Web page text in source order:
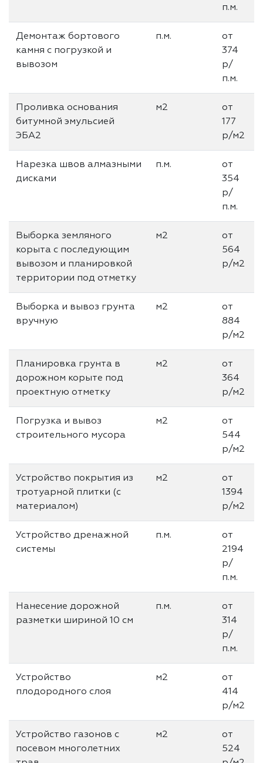
п.м.
Демонтаж бортового
камня с погрузкой и
вывозом
п.м.
от
374
р/
п.м.
Проливка основания
битумной эмульсией
ЭБА2
м2
от
177
р/м2
Нарезка швов алмазными
дисками
п.м.
от
354
р/
п.м.
Выборка земляного
корыта с последующим
вывозом и планировкой
территории под отметку
м2
от
564
р/м2
Выборка и вывоз грунта
вручную
м2
от
884
р/м2
Планировка грунта в
дорожном корыте под
проектную отметку
м2
от
364
р/м2
Погрузка и вывоз
строительного мусора
м2
от
544
р/м2
Устройство покрытия из
тротуарной плитки (с
материалом)
м2
от
1394
р/м2
Устройство дренажной
системы
п.м.
от
2194
р/
п.м.
Нанесение дорожной
разметки шириной 10 см
п.м.
от
314
р/
п.м.
Устройство
плодородного слоя
м2
от
414
р/м2
Устройство газонов с
посевом многолетних
м2
от
524